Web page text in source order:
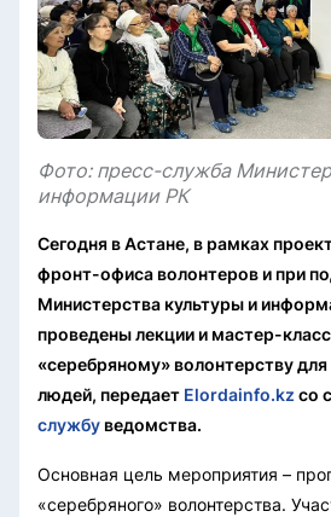
Фото: пресс-служба
информации РК
Сегодня в Астане, в рамках
фронт-офиса волонтеров и при
Министерства культуры и
проведены лекции и мастер-
«серебряному» волонтерству
людей, передает Elordainfo.kz со
службу ведомства.
Основная цель мероприятия –
«серебряного» волонтерства.